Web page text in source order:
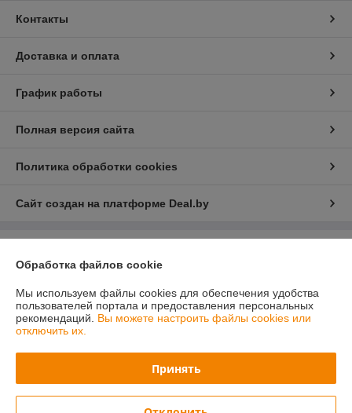
Контакты
Доставка и оплата
График работы
Полная версия сайта
Политика обработки cookies
Сайт создан на платформе Deal.by
«ПринтВайб»
ул. Макаёнка, д.12Г, пом.257, г.Минск
Регистрационный номер ЕГР: 193879557
Регистрационный орган: Минский горисполком
Дата регистрации компании: 13.06.2025
Обработка файлов cookie
Мы используем файлы cookies для обеспечения удобства
пользователей портала и предоставления персональных
рекомендаций. Вы можете настроить файлы cookies или
отключить их.
Принять